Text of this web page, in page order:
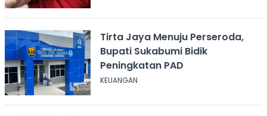
Tirta Jaya Menuju Perseroda,
Bupati Sukabumi Bidik
Peningkatan PAD
KEUANGAN